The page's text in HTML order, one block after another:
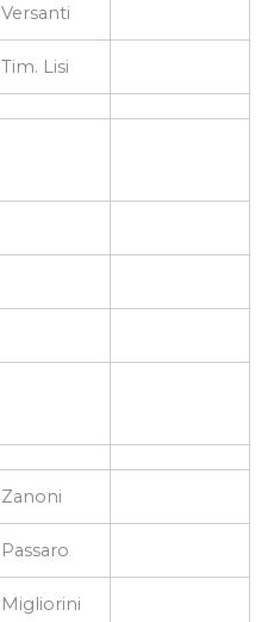
Versanti
Tim. Lisi
Zanoni
Passaro
Migliorini